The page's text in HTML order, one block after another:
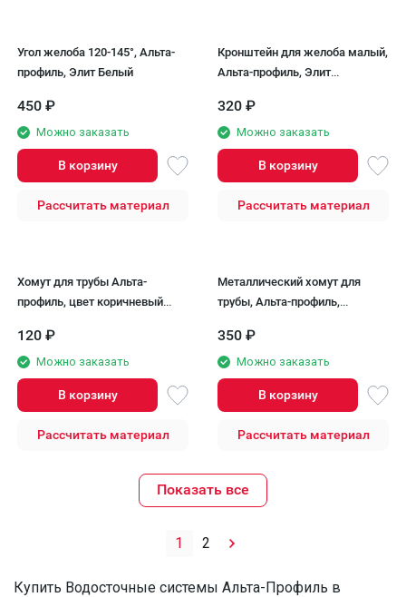
Угол желоба 120-145°, Альта-
профиль, Элит Белый
450 ₽
Можно заказать
В корзину
Рассчитать материал
Кронштейн для желоба малый,
Альта-профиль, Элит
320 ₽
Можно заказать
В корзину
Рассчитать материал
Хомут для трубы Альта-
профиль, цвет коричневый
120 ₽
Можно заказать
В корзину
Рассчитать материал
Металлический хомут для
трубы, Альта-профиль,
350 ₽
Можно заказать
В корзину
Рассчитать материал
Показать все
1 2
Купить Водосточные системы Альта-Профиль в